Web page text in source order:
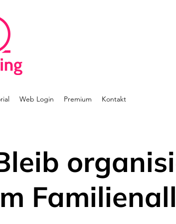
Web Login Premium Kontakt